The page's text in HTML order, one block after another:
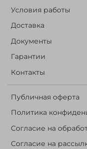
Условия работы
Доставка
Документы
Гарантии
Контакты
Публичная оферта
Политика
Согласие на
Согласие на